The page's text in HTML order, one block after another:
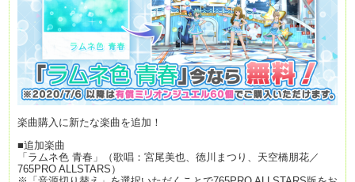
楽曲購入に新たな楽曲を追加！
■追加楽曲
「ラムネ色 青春」（歌唱：宮尾美也、徳川まつり、天空橋朋花／
765PRO ALLSTARS）